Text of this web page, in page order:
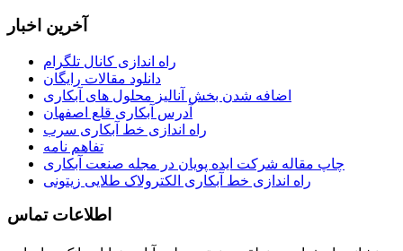
آخرین اخبار
راه اندازی کانال تلگرام
دانلود مقالات رایگان
اضافه شدن بخش آنالیز محلول های آبکاری
آدرس آبکاری قلع اصفهان
راه اندازی خط آبکاری سرب
تفاهم نامه
چاپ مقاله شرکت ایده پویان در مجله صنعت آبکاری
راه اندازی خط آبکاری الکترولاک طلایی زیتونی
اطلاعات تماس